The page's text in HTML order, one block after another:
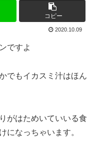
コピー
2020.10.09
ですよ
でもイカスミ汁はほん
がはためいていいる食
になっちゃいます。